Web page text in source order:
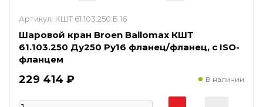
Артикул: КШТ 61.103.250.Б.16
Шаровой кран Broen Ballomax КШТ
61.103.250 Ду250 Ру16 фланец/фланец, с ISO-
фланцем
229 414 ₽ В наличии